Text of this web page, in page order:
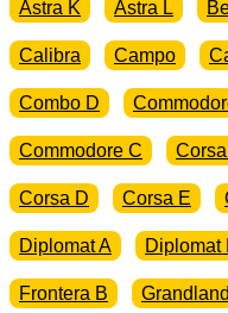
Astra K Astra L
Calibra Campo
Combo D
Commodore C
Corsa D Corsa E
Diplomat A Diplomat
Frontera B